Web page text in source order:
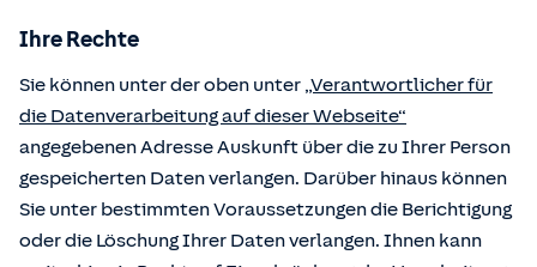
Ihre Rechte
Sie können unter der oben unter „Verantwortlicher für
die Datenverarbeitung auf dieser Webseite“
angegebenen Adresse Auskunft über die zu Ihrer Person
gespeicherten Daten verlangen. Darüber hinaus können
Sie unter bestimmten Voraussetzungen die Berichtigung
oder die Löschung Ihrer Daten verlangen. Ihnen kann